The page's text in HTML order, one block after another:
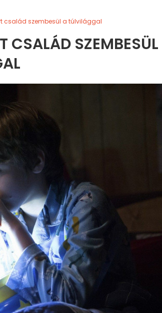
család szembesül a túlvilággal
CSALÁD